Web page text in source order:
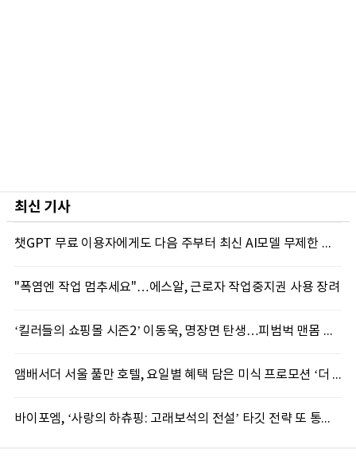
최신 기사
챗GPT 무료 이용자에게도 다음 주부터 최신 AI모델 무제한 제공...오픈AI, GPT-5.6 '루나' 모델 제한없이 제공키로
"폭염엔 작업 멈추세요"…에스알, 근로자 작업중지권 사용 장려
‘킬러들의 쇼핑몰 시즌2’ 이동욱, 명장면 탄생…피범벅 맨몸 액션 ‘감탄’
앰배서더 서울 풀만 호텔, 요일별 혜택 담은 미식 프로모션 ‘더 킹스 : 다이닝 프리빌리지즈’ 선봬
바이포엠, ‘사랑의 하츄핑: 고래보석의 전설’ 타깃 전략 또 통했다